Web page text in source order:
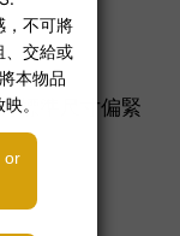
標準尺寸偏緊